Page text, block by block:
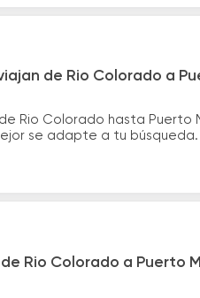
de Rio Colorado a
Rio Colorado hasta Puerto
se adapte a tu búsqueda.
Rio Colorado a Puerto